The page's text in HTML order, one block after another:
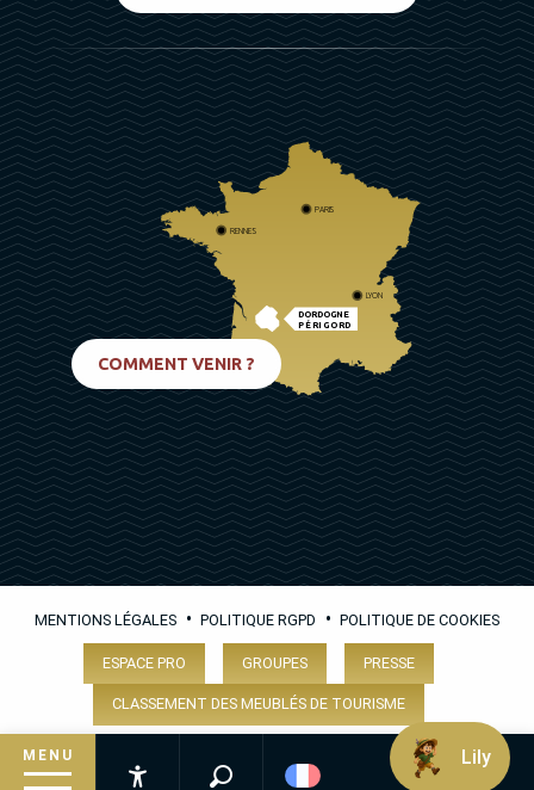
MENU
DORDOGNE
PÉRIGORD
PARIS
RENNES
LYON
COMMENT VENIR ?
MENTIONS LÉGALES • POLITIQUE RGPD • POLITIQUE DE COOKIES
ESPACE PRO GROUPES PRESSE
CLASSEMENT DES MEUBLÉS DE TOURISME
Lily